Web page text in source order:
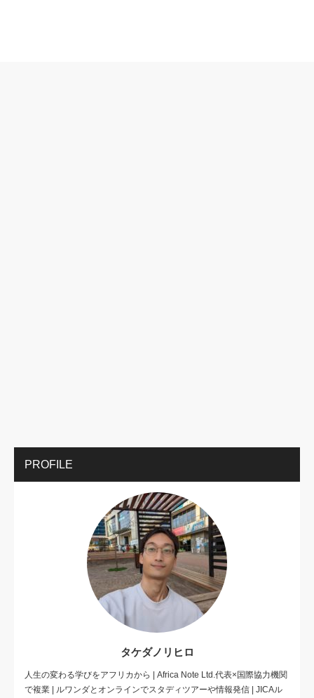
PROFILE
タケダノリヒロ
人生の変わる学びをアフリカから | Africa Note Ltd.代表×国際協力機関
で複業 | ルワンダとオンラインでスタディツアーや情報発信 | JICAル